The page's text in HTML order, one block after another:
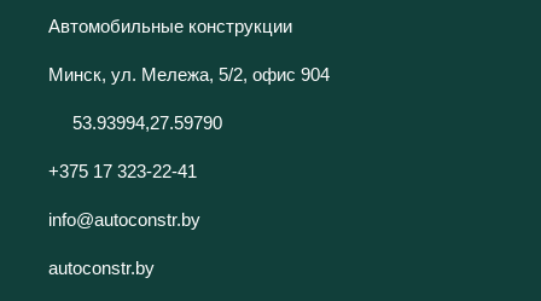
Автомобильные конструкции
Минск, ул. Мележа, 5/2, офис 904
53.93994,27.59790
+375 17 323-22-41
info@autoconstr.by
autoconstr.by